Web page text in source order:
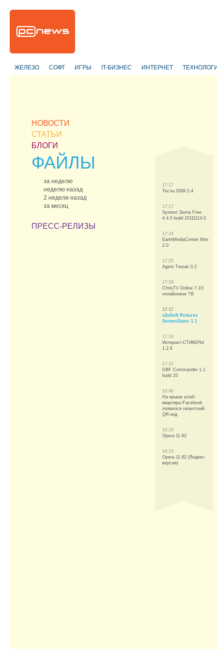
ЖЕЛЕЗО СОФТ ИГРЫ IT-БИЗНЕС ИНТЕРНЕТ
НОВОСТИ
СТАТЬИ
БЛОГИ
ФАЙЛЫ
за неделю
неделю назад
2 недели назад
за месяц
ПРЕСС-РЕЛИЗЫ
17:17
Тесты 2009 2.4
17:17
Syntext Serna Free
4.4.0 build 20111114.0
17:24
EarthMediaCenter Mini
2.0
17:25
Agent Tweak 0.2
17:29
ChrisTV Online 7.10:
онлайновое ТВ
17:17
e2eSoft Pictures
ScreenSaver 1.1
17:16
Интернет-СТИКЕРЫ
1.2.6
17:12
DBF Commander 1.1
build 25
16:46
На крыше штаб-
квартиры Facebook
появился гигантский
QR-код
16:33
Opera 11.62
16:33
Opera 11.62 (Яндекс-
версия)